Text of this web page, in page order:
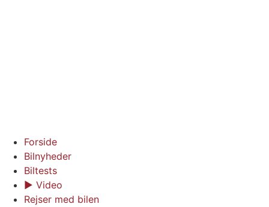
Forside
Bilnyheder
Biltests
▶︎ Video
Rejser med bilen